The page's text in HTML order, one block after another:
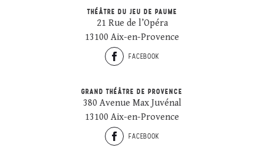
THÉÂTRE DU JEU DE PAUME
21 Rue de l’Opéra
13100 Aix-en-Provence
FACEBOOK
GRAND THÉÂTRE DE PROVENCE
380 Avenue Max Juvénal
13100 Aix-en-Provence
FACEBOOK